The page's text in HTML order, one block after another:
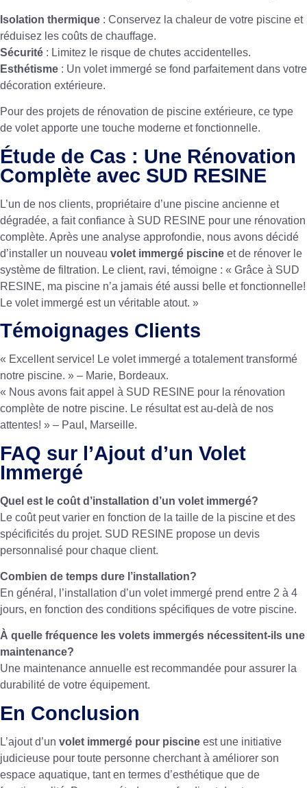
Isolation thermique : Conservez la chaleur de votre piscine et
réduisez les coûts de chauffage.
Sécurité : Limitez le risque de chutes accidentelles.
Esthétisme : Un volet immergé se fond parfaitement dans votre
décoration extérieure.
Pour des projets de rénovation de piscine extérieure, ce type
de volet apporte une touche moderne et fonctionnelle.
Étude de Cas : Une Rénovation
Complète avec SUD RESINE
L’un de nos clients, propriétaire d’une piscine ancienne et
dégradée, a fait confiance à SUD RESINE pour une rénovation
complète. Après une analyse approfondie, nous avons décidé
d’installer un nouveau volet immergé piscine et de rénover le
système de filtration. Le client, ravi, témoigne : « Grâce à SUD
RESINE, ma piscine n’a jamais été aussi belle et fonctionnelle!
Le volet immergé est un véritable atout. »
Témoignages Clients
« Excellent service! Le volet immergé a totalement transformé
notre piscine. » – Marie, Bordeaux.
« Nous avons fait appel à SUD RESINE pour la rénovation
complète de notre piscine. Le résultat est au-delà de nos
attentes! » – Paul, Marseille.
FAQ sur l’Ajout d’un Volet
Immergé
Quel est le coût d’installation d’un volet immergé?
Le coût peut varier en fonction de la taille de la piscine et des
spécificités du projet. SUD RESINE propose un devis
personnalisé pour chaque client.
Combien de temps dure l’installation?
En général, l’installation d’un volet immergé prend entre 2 à 4
jours, en fonction des conditions spécifiques de votre piscine.
À quelle fréquence les volets immergés nécessitent-ils une
maintenance?
Une maintenance annuelle est recommandée pour assurer la
durabilité de votre équipement.
En Conclusion
L’ajout d’un volet immergé pour piscine est une initiative
judicieuse pour toute personne cherchant à améliorer son
espace aquatique, tant en termes d’esthétique que de